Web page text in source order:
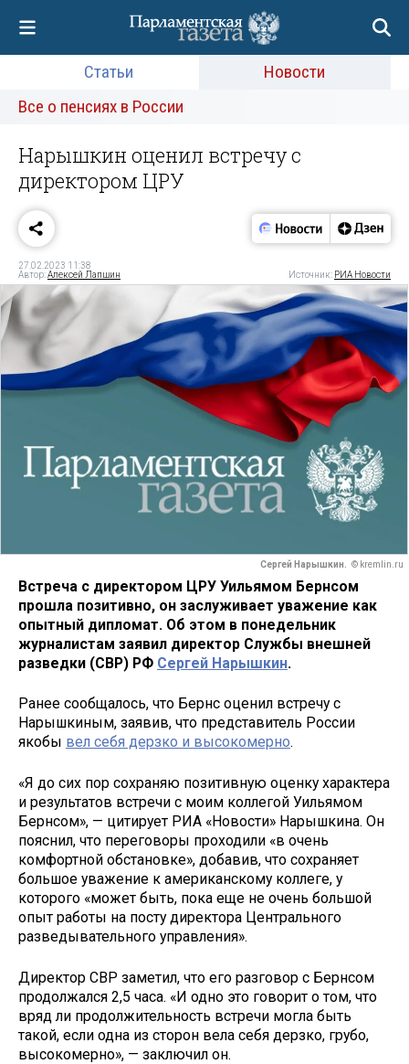
Статьи
Новости
Все о пенсиях в России
Нарышкин оценил встречу с
директором ЦРУ
27.02.2023 11:38
Автор:Алексей Лапшин Источник: РИА Новости
Сергей Нарышкин. © kremlin.ru
Встреча с директором ЦРУ Уильямом Бернсом
прошла позитивно, он заслуживает уважение как
опытный дипломат. Об этом в понедельник
журналистам заявил директор Службы внешней
разведки (СВР) РФ Сергей Нарышкин.
Ранее сообщалось, что Бернс оценил встречу с
Нарышкиным, заявив, что представитель России
якобы вел себя дерзко и высокомерно.
«Я до сих пор сохраняю позитивную оценку характера
и результатов встречи с моим коллегой Уильямом
Бернсом», — цитирует РИА «Новости» Нарышкина. Он
пояснил, что переговоры проходили «в очень
комфортной обстановке», добавив, что сохраняет
большое уважение к американскому коллеге, у
которого «может быть, пока еще не очень большой
опыт работы на посту директора Центрального
разведывательного управления».
Директор СВР заметил, что его разговор с Бернсом
продолжался 2,5 часа. «И одно это говорит о том, что
вряд ли продолжительность встречи могла быть
такой, если одна из сторон вела себя дерзко, грубо,
высокомерно», — заключил он.